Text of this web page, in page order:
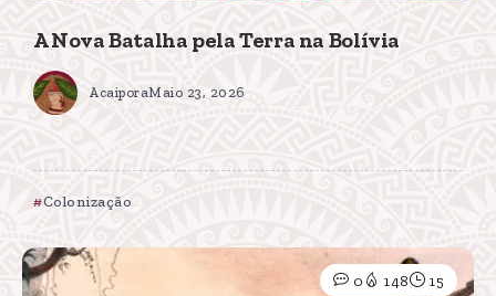
A Nova Batalha pela Terra na Bolívia
AcaiporaMaio 23, 2026
Colonização
0 148 15